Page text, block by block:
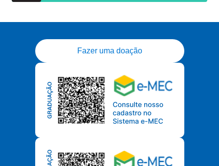
Fazer uma doação